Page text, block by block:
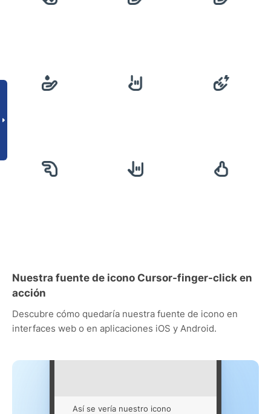
Nuestra fuente de icono Cursor-finger-click en
acción
Descubre cómo quedaría nuestra fuente de icono en
interfaces web o en aplicaciones iOS y Android.
Así se vería nuestro icono